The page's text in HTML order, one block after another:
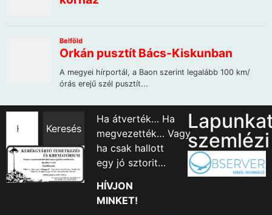
Keresés
Ha átverték… Ha
megvezették… Vagy
ha csak hallott
egy jó sztorit…
HÍVJON
MINKET!
szemlézi